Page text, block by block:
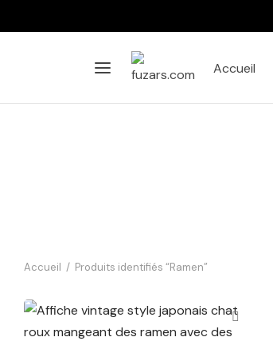
Accueil
Accueil / Produits identifiés “Ramen”
Affiche Ramen Oishii – Le Chat
14,90€
Ajouter au panier